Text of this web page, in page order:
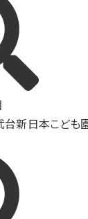
台新日本こども